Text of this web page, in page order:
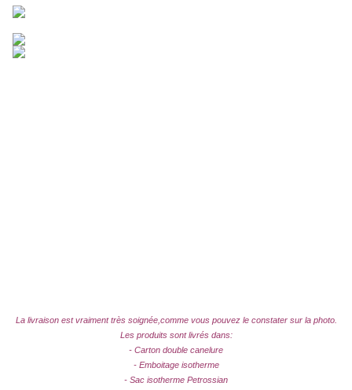
La livraison est vraiment très soignée,comme vous pouvez le constater sur la photo.
Les produits sont livrés dans:
- Carton double canelure
- Emboitage isotherme
- Sac isotherme Petrossian